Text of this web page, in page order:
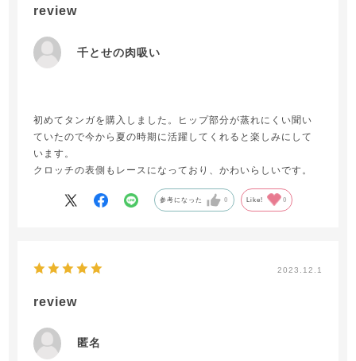
review
千とせの肉吸い
初めてタンガを購入しました。ヒップ部分が蒸れにくい聞い
ていたので今から夏の時期に活躍してくれると楽しみにして
います。
クロッチの表側もレースになっており、かわいらしいです。
参考になった 0 Like! 0
2023.12.1
review
匿名